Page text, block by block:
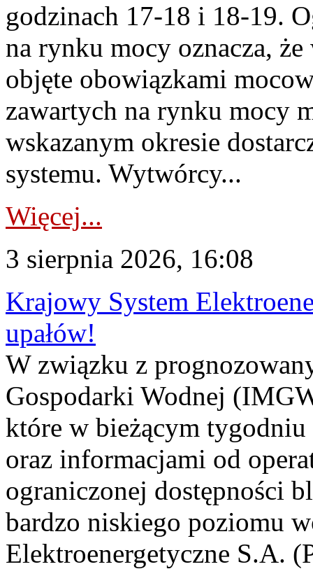
godzinach 17-18 i 18-19.
na rynku mocy oznacza,
objęte obowiązkami
zawartych na rynku mocy
wskazanym okresie
systemu. Wytwórcy...
Więcej...
3 sierpnia 2026, 16:08
Krajowy System
upałów!
W związku z
Gospodarki Wodnej
które w bieżącym tygodniu
oraz informacjami od
ograniczonej dostępności
bardzo niskiego poziomu
Elektroenergetyczne S.A.